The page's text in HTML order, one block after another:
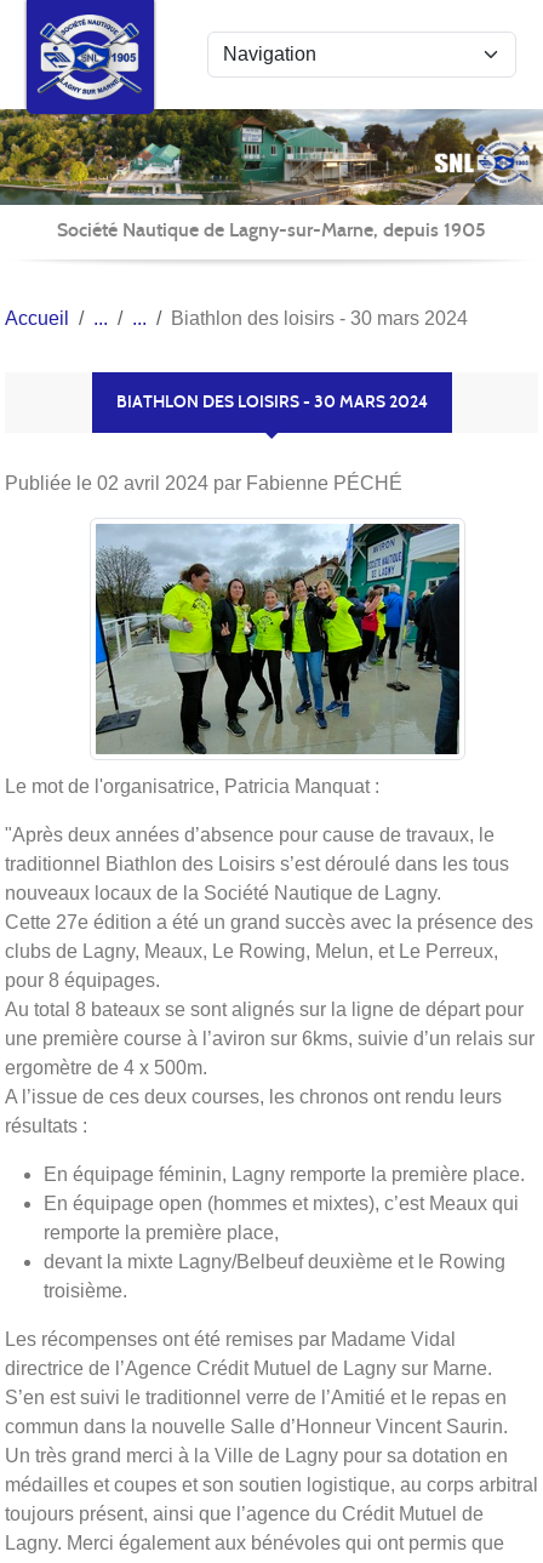
Société Nautique de Lagny-sur-Marne, depuis 1905
Accueil Biathlon des loisirs - 30 mars 2024
BIATHLON DES LOISIRS - 30 MARS 2024
Publiée le 02 avril 2024 par Fabienne PÉCHÉ
Le mot de l'organisatrice, Patricia Manquat :
"Après deux années d’absence pour cause de travaux, le
traditionnel Biathlon des Loisirs s’est déroulé dans les tous
nouveaux locaux de la Société Nautique de Lagny.
Cette 27e édition a été un grand succès avec la présence des
clubs de Lagny, Meaux, Le Rowing, Melun, et Le Perreux,
pour 8 équipages.
Au total 8 bateaux se sont alignés sur la ligne de départ pour
une première course à l’aviron sur 6kms, suivie d’un relais sur
ergomètre de 4 x 500m.
A l’issue de ces deux courses, les chronos ont rendu leurs
résultats :
En équipage féminin, Lagny remporte la première place.
En équipage open (hommes et mixtes), c’est Meaux qui
remporte la première place,
devant la mixte Lagny/Belbeuf deuxième et le Rowing
troisième.
Les récompenses ont été remises par Madame Vidal
directrice de l’Agence Crédit Mutuel de Lagny sur Marne.
S’en est suivi le traditionnel verre de l’Amitié et le repas en
commun dans la nouvelle Salle d’Honneur Vincent Saurin.
Un très grand merci à la Ville de Lagny pour sa dotation en
médailles et coupes et son soutien logistique, au corps arbitral
toujours présent, ainsi que l’agence du Crédit Mutuel de
Lagny. Merci également aux bénévoles qui ont permis que
Panneau de gestion des cookies